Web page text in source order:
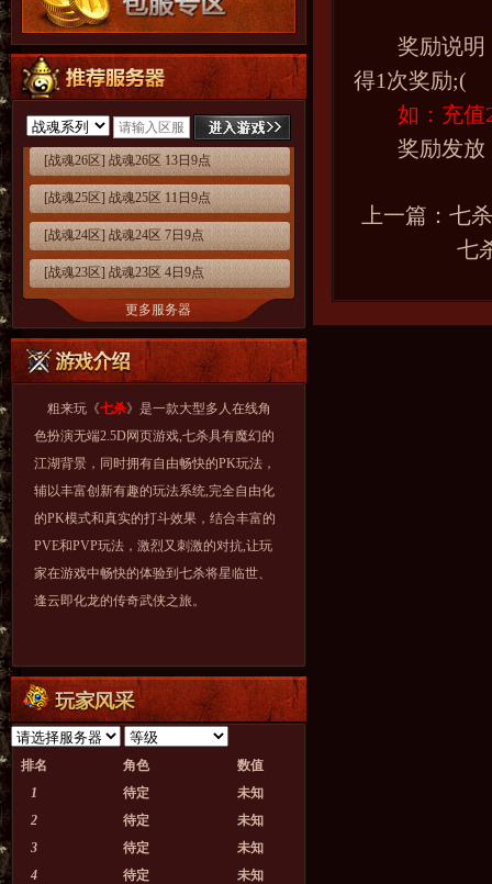
[战魂26区] 战魂26区 13日9点
[战魂25区] 战魂25区 11日9点
[战魂24区] 战魂24区 7日9点
[战魂23区] 战魂23区 4日9点
更多服务器
粗来玩《七杀》是一款大型多人在线角
色扮演无端2.5D网页游戏,七杀具有魔幻的
江湖背景，同时拥有自由畅快的PK玩法，
辅以丰富创新有趣的玩法系统,完全自由化
的PK模式和真实的打斗效果，结合丰富的
PVE和PVP玩法，激烈又刺激的对抗,让玩
家在游戏中畅快的体验到七杀将星临世、
逢云即化龙的传奇武侠之旅。
排名 角色
数值
1
待定
未知
2
待定
未知
3
待定
未知
4
待定
未知
奖励说明：
得1次奖励;(
如：充值
奖励发放：
上一篇： 七
七